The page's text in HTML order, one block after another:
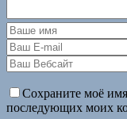
Сохраните моё
последующих моих